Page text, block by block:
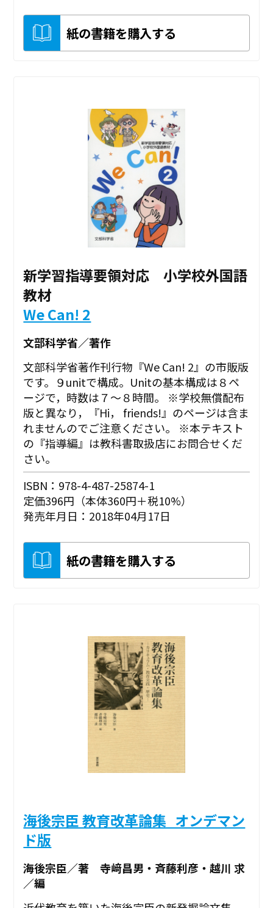
紙の書籍を購入する
新学習指導要領対応 小学校外国語
教材
We Can! 2
文部科学省／著作
文部科学省著作刊行物『We Can! 2』の市販版
です。９unitで構成。Unitの基本構成は８ペ
ージで，時数は７〜８時間。 ※学校無償配布
版と異なり，『Hi， friends!』のページは含ま
れませんのでご注意ください。 ※本テキスト
の『指導編』は教科書取扱店にお問合せくだ
さい。
ISBN：978-4-487-25874-1
定価396円（本体360円＋税10%）
発売年月日：2018年04月17日
紙の書籍を購入する
海後宗臣 教育改革論集_オンデマン
ド版
海後宗臣／著 寺﨑昌男・斉藤利彦・越川 求
／編